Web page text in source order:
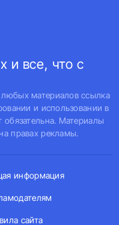
и все, что с
материалов ссылка
и использовании в
обязательна. Материалы
правах рекламы.
информация
сайта